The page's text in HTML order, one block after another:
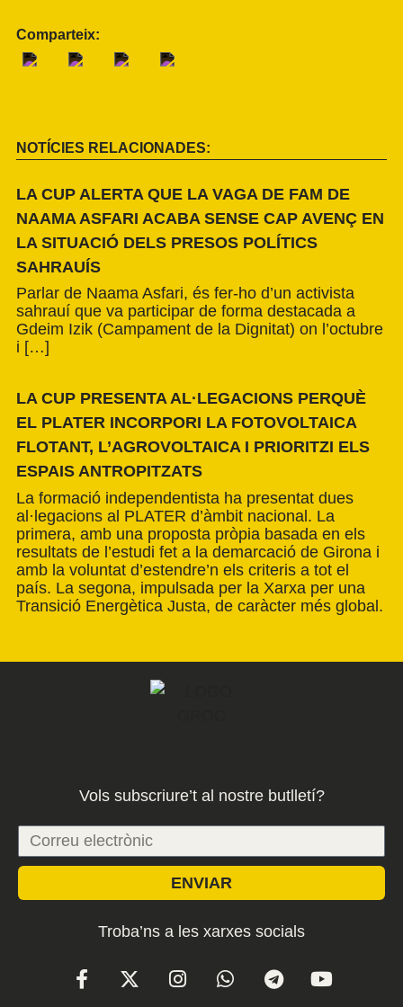
Comparteix:
NOTÍCIES RELACIONADES:
LA CUP ALERTA QUE LA VAGA DE FAM DE
NAAMA ASFARI ACABA SENSE CAP AVENÇ EN
LA SITUACIÓ DELS PRESOS POLÍTICS
SAHRAUÍS
Parlar de Naama Asfari, és fer-ho d’un activista
sahrauí que va participar de forma destacada a
Gdeim Izik (Campament de la Dignitat) on l’octubre
i […]
LA CUP PRESENTA AL·LEGACIONS PERQUÈ
EL PLATER INCORPORI LA FOTOVOLTAICA
FLOTANT, L’AGROVOLTAICA I PRIORITZI ELS
ESPAIS ANTROPITZATS
La formació independentista ha presentat dues
al·legacions al PLATER d’àmbit nacional. La
primera, amb una proposta pròpia basada en els
resultats de l’estudi fet a la demarcació de Girona i
amb la voluntat d’estendre’n els criteris a tot el
país. La segona, impulsada per la Xarxa per una
Transició Energètica Justa, de caràcter més global.
Vols subscriure’t al nostre butlletí?
ENVIAR
Troba’ns a les xarxes socials